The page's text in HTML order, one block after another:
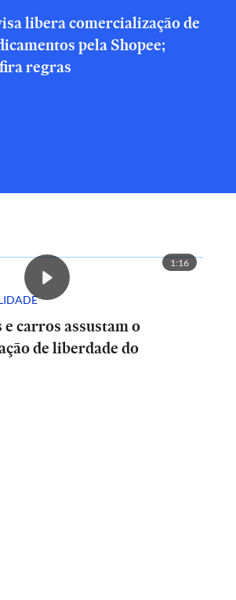
libera comercialização de
pela Shopee;
regras
1:16
e carros assustam o
de liberdade do